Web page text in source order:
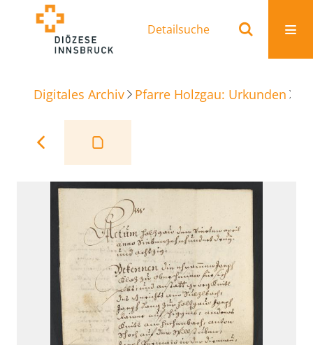
Detailsuche
Digitales Archiv Pfarre Holzgau: Urkunden